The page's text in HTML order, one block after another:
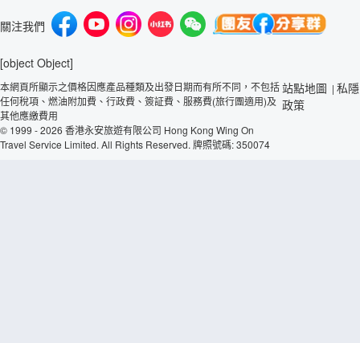
關注我們
[object Object]
本網頁所顯示之價格因應產品種類及出發日期而有所不同，不包括
任何稅項、燃油附加費、行政費、簽証費、服務費(旅行團適用)及
其他應繳費用
© 1999 - 2026 香港永安旅遊有限公司 Hong Kong Wing On
Travel Service Limited. All Rights Reserved. 牌照號碼: 350074
站點地圖 | 私隱
政策